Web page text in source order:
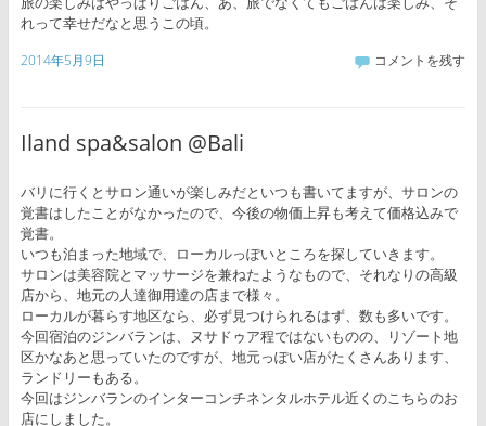
れって幸せだなと思うこの頃。
2014年5月9日 コメントを残す
Iland spa&salon @Bali
バリに行くとサロン通いが楽しみだといつも書いてますが、サロンの
覚書はしたことがなかったので、今後の物価上昇も考えて価格込みで
覚書。
いつも泊まった地域で、ローカルっぽいところを探していきます。
サロンは美容院とマッサージを兼ねたようなもので、それなりの高級
店から、地元の人達御用達の店まで様々。
ローカルが暮らす地区なら、必ず見つけられるはず、数も多いです。
今回宿泊のジンバランは、ヌサドゥア程ではないものの、リゾート地
区かなあと思っていたのですが、地元っぽい店がたくさんあります、
ランドリーもある。
今回はジンバランのインターコンチネンタルホテル近くのこちらのお
店にしました。